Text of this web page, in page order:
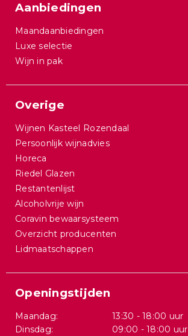
Aanbiedingen
Maandaanbiedingen
Luxe selectie
Wijn in pak
Overige
Wijnen Kasteel Rozendaal
Persoonlijk wijnadvies
Horeca
Riedel Glazen
Restantenlijst
Alcoholvrije wijn
Coravin bewaarsysteem
Overzicht producenten
Lidmaatschappen
Openingstijden
Maandag:
13:30 - 18:00 uur
Dinsdag:
09:00 - 18:00 uur